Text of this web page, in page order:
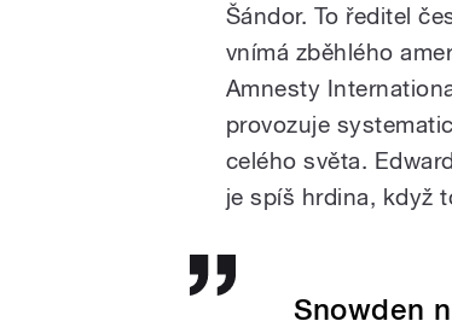
Šándor. To ředitel
vnímá zběhlého
Amnesty
provozuje
celého světa.
je spíš hrdina, když
Snowden